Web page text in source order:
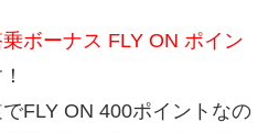
ボーナス FLY ON ポイン
でFLY ON 400ポイントなの